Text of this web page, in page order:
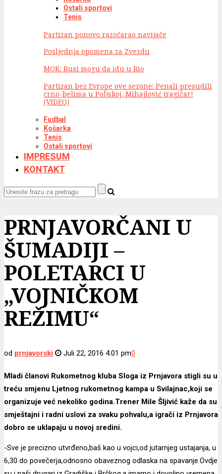
Ostali sportovi
Tenis
Partizan ponovo razočarao navijače
Posljednja opomena za Zvezdu
MOK: Rusi mogu da idu u Rio
Partizan bez Evrope ove sezone: Penali presudili
crno-belima u Poljskoj, Mihajlović tragičar!
(VIDEO)
Fudbal
Košarka
Tenis
Ostali sportovi
IMPRESUM
KONTAKT
PRNJAVORČANI U
ŠUMADIJI –
POLETARCI U
„VOJNIČKOM
REŽIMU“
od prnjavorski Juli 22, 2016 4:01 pm0
Mladi članovi Rukometnog kluba Sloga iz Prnjavora stigli su u
treću smjenu Ljetnog rukometnog kampa u Svilajnac,koji se
organizuje već nekoliko godina.Trener Mile Šljivić kaže da su
smještajni i radni uslovi za svaku pohvalu,a igrači iz Prnjavora
dobro se uklapaju u novoj sredini.
-Sve je precizno utvrđeno,baš kao u vojci,od jutarnjeg ustajanja, u
6,30 do povečerja,odnosno obaveznog odlaska na spavanje.Ovdje